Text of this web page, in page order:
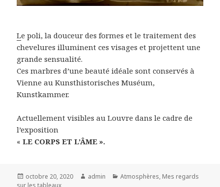
Le poli, la douceur des formes et le traitement des
chevelures illuminent ces visages et projettent une
grande sensualité.
Ces marbres d’une beauté idéale sont conservés à
Vienne au Kunsthistorisches Muséum,
Kunstkammer.
Actuellement visibles au Louvre dans le cadre de
l’exposition
«LE CORPS ET L’ÂME ».
Posted
on
octobre 20, 2020 Author
admin Categories
Atmosphères, Mes regards